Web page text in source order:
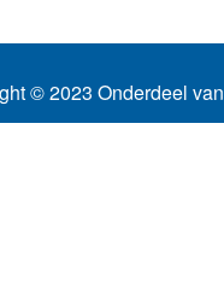
© 2023 Onderdeel van